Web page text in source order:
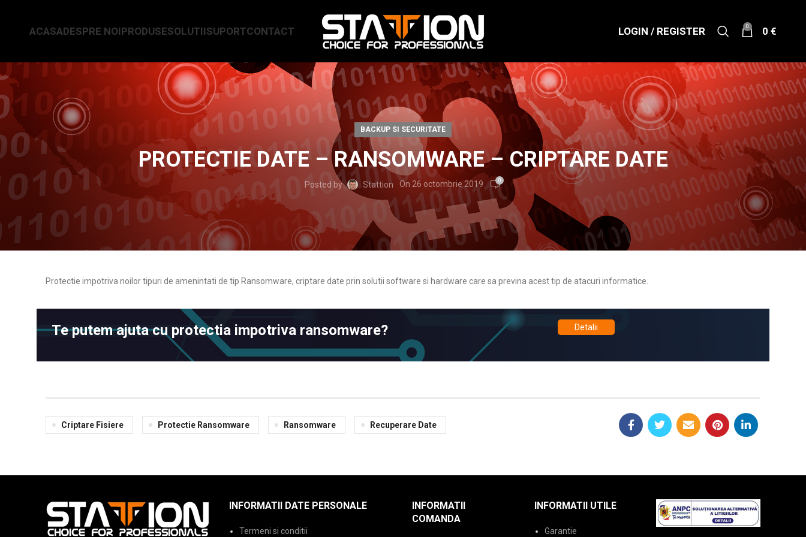
ACASADESPRE NOIPRODUSESOLUTIISUPORTCONTACT LOGIN / REGISTER 0 0€
BACKUP SI SECURITATE
PROTECTIE DATE – RANSOMWARE – CRIPTARE DATE
Posted by Stattion On 26 octombrie 2019 0
Protectie impotriva noilor tipuri de amenintati de tip Ransomware, criptare date prin solutii software si hardware care sa previna acest tip de atacuri informatice.
Te putem ajuta cu protectia impotriva ransomware? Detalii
Criptare Fisiere Protectie Ransomware Ransomware Recuperare Date
INFORMATII DATE PERSONALE
Termeni si conditii
INFORMATII
COMANDA
INFORMATII UTILE
Garantie